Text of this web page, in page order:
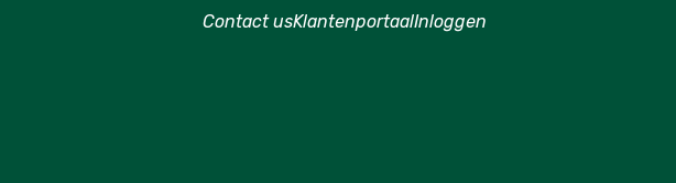
Contact usKlantenportaalInloggen